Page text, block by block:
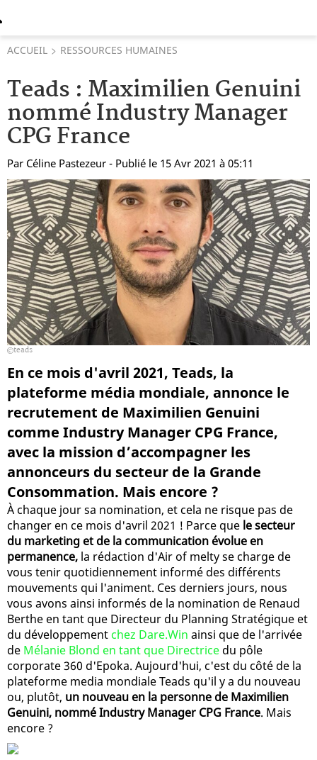
ACCUEIL RESSOURCES HUMAINES
Teads : Maximilien Genuini
nommé Industry Manager
CPG France
Par Céline Pastezeur - Publié le 15 Avr 2021 à 05:11
teads
En ce mois d'avril 2021, Teads, la
plateforme média mondiale, annonce le
recrutement de Maximilien Genuini
comme Industry Manager CPG France,
avec la mission d’accompagner les
annonceurs du secteur de la Grande
Consommation. Mais encore ?
À chaque jour sa nomination, et cela ne risque pas de
changer en ce mois d'avril 2021 ! Parce que le secteur
du marketing et de la communication évolue en
permanence, la rédaction d'Air of melty se charge de
vous tenir quotidiennement informé des différents
mouvements qui l'animent. Ces derniers jours, nous
vous avons ainsi informés de la nomination de Renaud
Berthe en tant que Directeur du Planning Stratégique et
du développement chez Dare.Win ainsi que de l'arrivée
de Mélanie Blond en tant que Directrice du pôle
corporate 360 d'Epoka. Aujourd'hui, c'est du côté de la
plateforme media mondiale Teads qu'il y a du nouveau
ou, plutôt, un nouveau en la personne de Maximilien
Genuini, nommé Industry Manager CPG France. Mais
encore ?